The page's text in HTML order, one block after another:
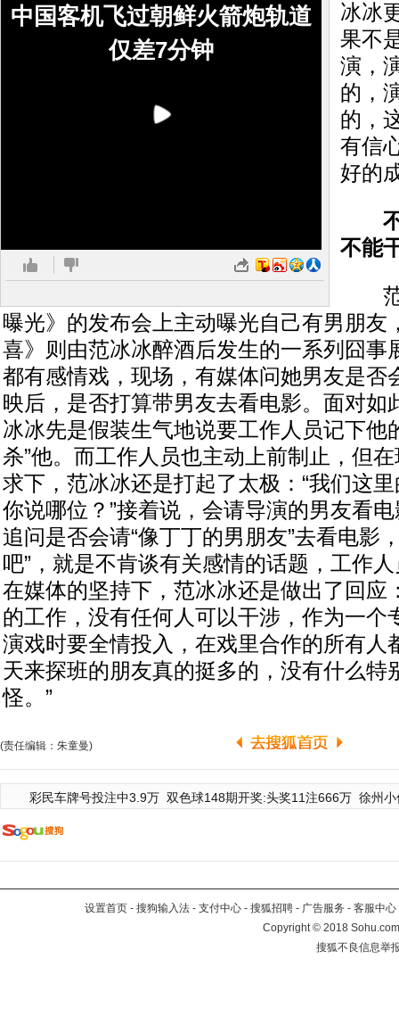
中国客机飞过朝鲜火箭炮轨道
仅差7分钟
冰冰
果不
演，
的，
的，
有信
好的
不
不能
范
曝光》的发布会上主动曝光自己有男朋友
喜》则由范冰冰醉酒后发生的一系列囧事
都有感情戏，现场，有媒体问她男友是否
映后，是否打算带男友去看电影。面对如
冰冰先是假装生气地说要工作人员记下他
杀”他。而工作人员也主动上前制止，但
求下，范冰冰还是打起了太极：“我们这
你说哪位？”接着说，会请导演的男友看
追问是否会请“像丁丁的男朋友”去看电影
吧”，就是不肯谈有关感情的话题，工作
在媒体的坚持下，范冰冰还是做出了回应
的工作，没有任何人可以干涉，作为一个
演戏时要全情投入，在戏里合作的所有人
天来探班的朋友真的挺多的，没有什么特
怪。”
(责任编辑：朱童曼)
彩民车牌号投注中3.9万 双色球148期开奖:头奖11注666万 徐州
设置首页 - 搜狗输入法 - 支付中心 - 搜狐招聘 - 广告服务 - 客服中心
Copyright©2018
搜狐不良信息举